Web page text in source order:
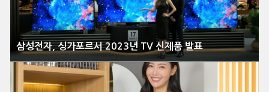
삼성전자, 싱가포르서 2023년 TV 신제품 발표